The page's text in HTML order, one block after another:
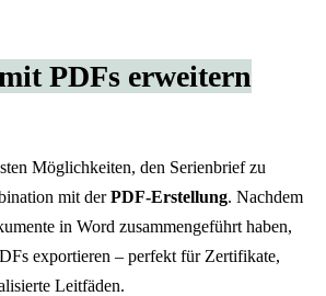
PDFs erweitern
Möglichkeiten, den Serienbrief zu
mit derPDF-Erstellung. Nachdem
in Word zusammengeführt haben,
exportieren – perfekt für Zertifikate,
Leitfäden.